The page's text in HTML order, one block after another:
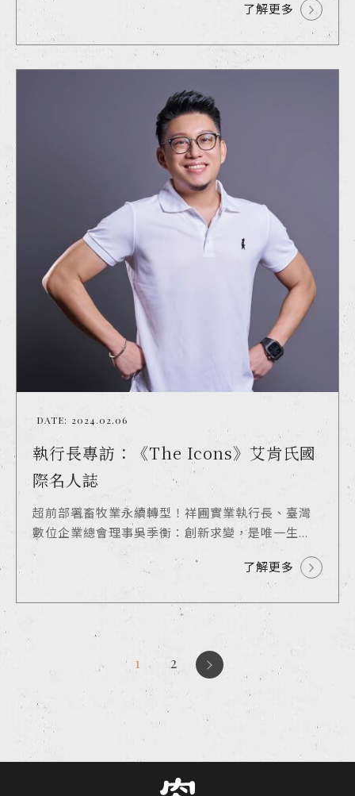
了解更多
DATE: 2024.02.06
執行長專訪：《The Icons》艾肯氏國
際名人誌
超前部署畜牧業永續轉型！祥圃實業執行長、臺灣
數位企業總會理事吳季衡：創新求變，是唯一生...
了解更多
1 2